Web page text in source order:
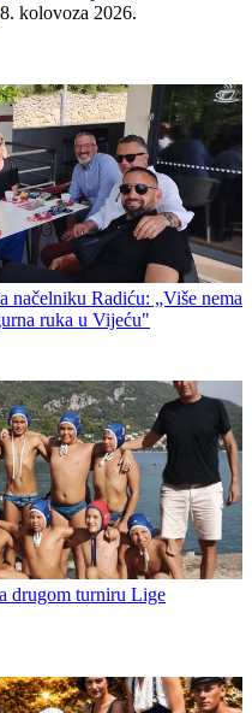
8. kolovoza 2026.
načelniku Radiću: „Više nema
ruka u Vijeću"
drugom turniru Lige